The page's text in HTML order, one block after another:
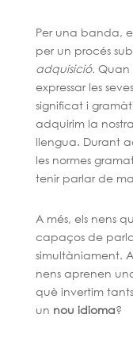
Per una banda,
per un procés
adquisició. Quan
expressar les
significat i
adquirim la nostra
llengua. Durant
les normes
tenir parlar de
A més, els nens
capaços de
simultàniament.
nens aprenen
què invertim
un nou idioma?